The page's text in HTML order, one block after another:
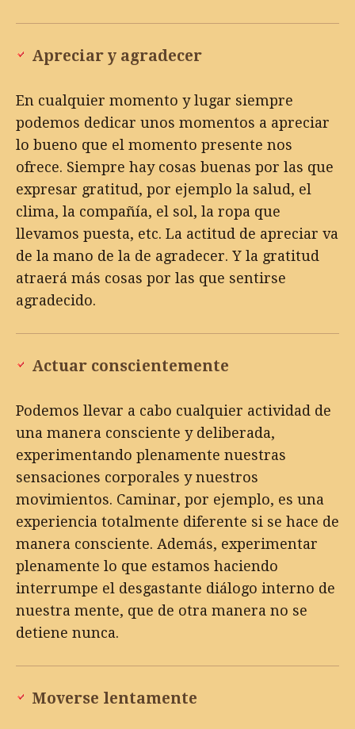
Apreciar y agradecer
En cualquier momento y lugar siempre
podemos dedicar unos momentos a apreciar
lo bueno que el momento presente nos
ofrece. Siempre hay cosas buenas por las que
expresar gratitud, por ejemplo la salud, el
clima, la compañía, el sol, la ropa que
llevamos puesta, etc. La actitud de apreciar va
de la mano de la de agradecer. Y la gratitud
atraerá más cosas por las que sentirse
agradecido.
Actuar conscientemente
Podemos llevar a cabo cualquier actividad de
una manera consciente y deliberada,
experimentando plenamente nuestras
sensaciones corporales y nuestros
movimientos. Caminar, por ejemplo, es una
experiencia totalmente diferente si se hace de
manera consciente. Además, experimentar
plenamente lo que estamos haciendo
interrumpe el desgastante diálogo interno de
nuestra mente, que de otra manera no se
detiene nunca.
Moverse lentamente